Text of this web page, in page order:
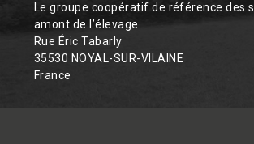
Le groupe coopératif de référence des
amont de l’élevage
Rue Éric Tabarly
35530 NOYAL-SUR-VILAINE
France